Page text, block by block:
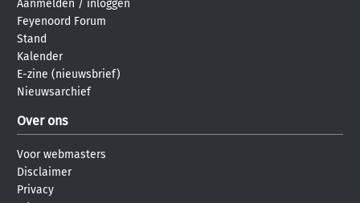
Aanmelden / inloggen
Feyenoord Forum
Stand
Kalender
E-zine (nieuwsbrief)
Nieuwsarchief
Over ons
Voor webmasters
Disclaimer
Privacy